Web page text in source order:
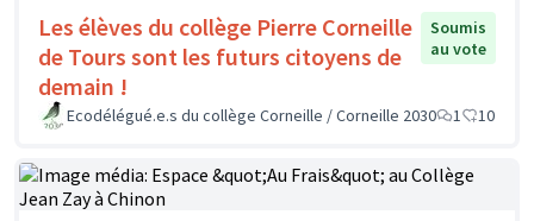
Les élèves du collège Pierre Corneille
de Tours sont les futurs citoyens de
demain !
Soumis
au vote
Ecodélégué.e.s du collège Corneille / Corneille 2030 1 10